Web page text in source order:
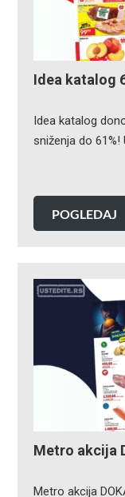
Idea katalog
Idea katalog
sniženja do
POGLEDAJ
Metro akcija
Metro akcija